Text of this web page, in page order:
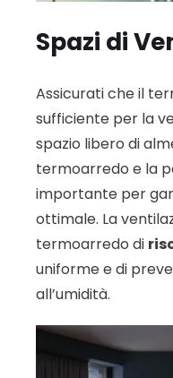
Spazi di
Assicurati che il
sufficiente per la
spazio libero di
termoarredo e la
importante per
ottimale. La
termoarredo di
uniforme e di
all’umidità.